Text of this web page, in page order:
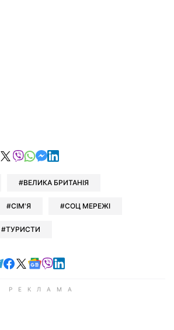
у Telegram
у Facebook
поділитись у X
відправити у Viber
відправити у Whatsapp
відправити у Messenger
відправити у LinkedIn
ВЕЛИКА БРИТАНІЯ
СІМ'Я СОЦ МЕРЕЖІ
ТУРИСТИ
Читайте у Telegram
Читайте у Facebook
Читайте у X
Читайте у Google news
Читайте у Viber
Читайте у LinkedIn